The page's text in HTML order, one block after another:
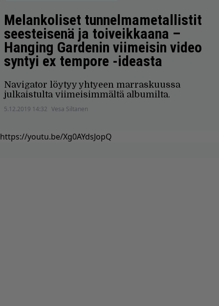
Melankoliset tunnelmametallistit
seesteisenä ja toiveikkaana –
Hanging Gardenin viimeisin video
syntyi ex tempore -ideasta
Navigator löytyy yhtyeen marraskuussa
julkaistulta viimeisimmältä albumilta.
5.12.2019 14:32 Vesa Siltanen
https://youtu.be/Xg0AYdsJopQ